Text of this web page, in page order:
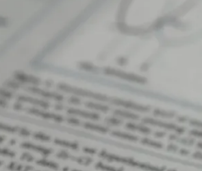
講 (日本語) ウミノヒカイ2026